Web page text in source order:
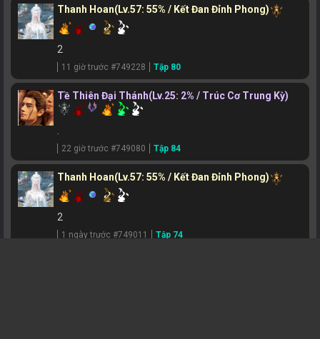
Thanh Hoan(Lv.57: 55% / Kết Đan Đỉnh Phong)
2
11 giờ trước #749228 Tập 80
Tề Thiên Đại Thánh(Lv.25: 2% / Trúc Cơ Trung Kỳ)
22 giờ trước #749080 Tập 84
Thanh Hoan(Lv.57: 55% / Kết Đan Đỉnh Phong)
2
1 ngày trước #749011 Tập 74